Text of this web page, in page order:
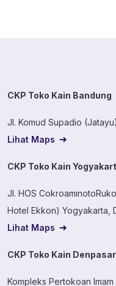
CKP Toko Kain Bandung
Jl. Komud Supadio
Lihat Maps
CKP Toko Kain
Jl. HOS
Hotel Ekkon) Yogyakarta,
Lihat Maps
CKP Toko Kain Denpasar
Kompleks Pertokoan